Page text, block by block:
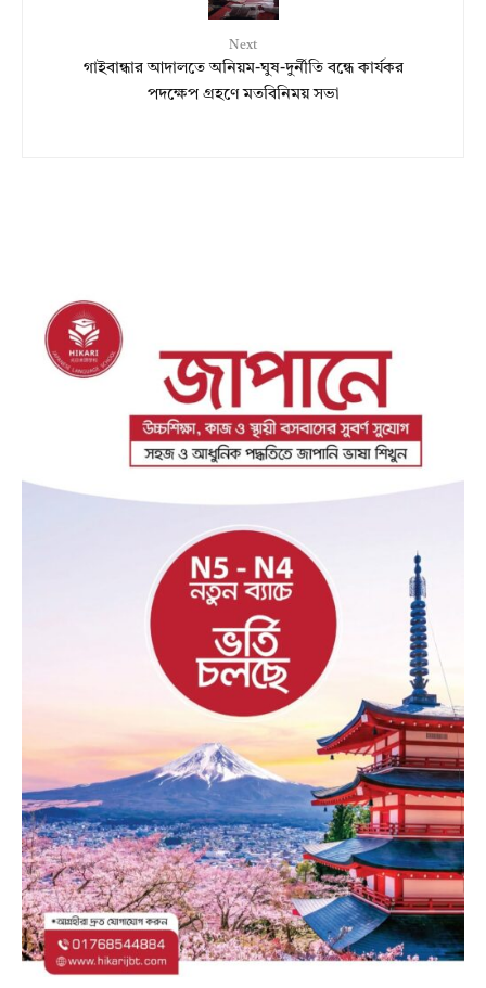
Next
গাইবান্ধার আদালতে অনিয়ম-ঘুষ-দুর্নীতি বন্ধে কার্যকর
পদক্ষেপ গ্রহণে মতবিনিময় সভা